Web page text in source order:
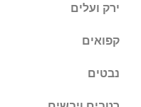
ירק ועלים
קפואים
נבטים